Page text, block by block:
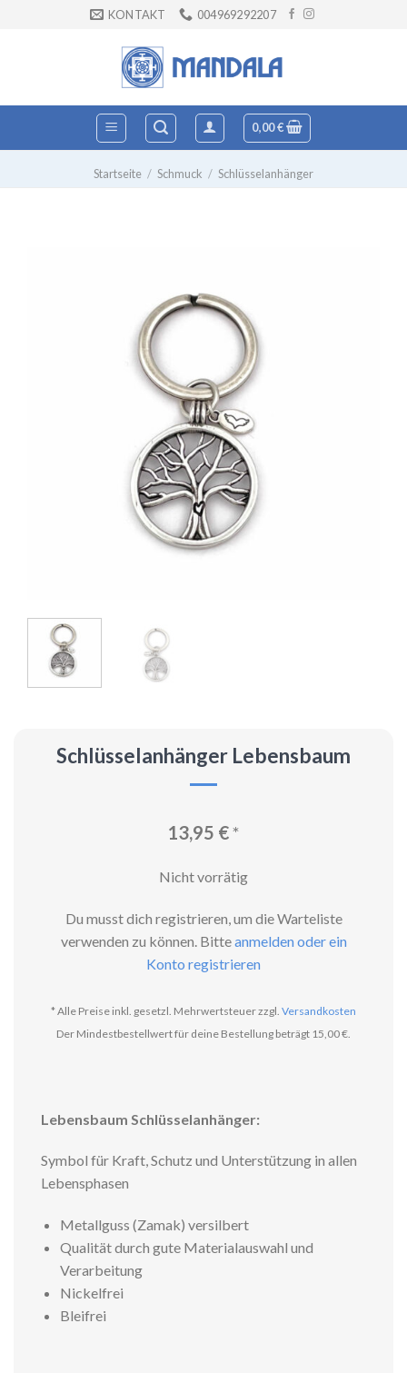
KONTAKT 004969292207
0,00€
Startseite / Schmuck / Schlüsselanhänger
Schlüsselanhänger Lebensbaum
13,95 €*
Nicht vorrätig
Du musst dich registrieren, um die Warteliste
verwenden zu können. Bitteanmelden oder ein
Konto registrieren
* Alle Preise inkl. gesetzl. Mehrwertsteuer zzgl. Versandkosten
Der Mindestbestellwert für deine Bestellung beträgt 15,00 €.
Lebensbaum Schlüsselanhänger:
Symbol für Kraft, Schutz und Unterstützung in allen
Lebensphasen
Metallguss (Zamak) versilbert
Qualität durch gute Materialauswahl und
Verarbeitung
Nickelfrei
Bleifrei